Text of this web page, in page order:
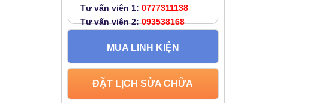
Tư vấn viên 1: 0777311138
Tư vấn viên 2: 093538168
MUA LINH KIỆN
ĐẶT LỊCH SỬA CHỮA